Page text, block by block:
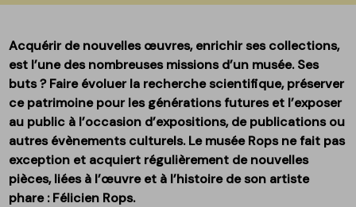
Acquérir de nouvelles œuvres, enrichir ses collections,
est l’une des nombreuses missions d’un musée. Ses
buts ? Faire évoluer la recherche scientifique, préserver
ce patrimoine pour les générations futures et l’exposer
au public à l’occasion d’expositions, de publications ou
autres évènements culturels. Le musée Rops ne fait pas
exception et acquiert régulièrement de nouvelles
pièces, liées à l’œuvre et à l’histoire de son artiste
phare : Félicien Rops.